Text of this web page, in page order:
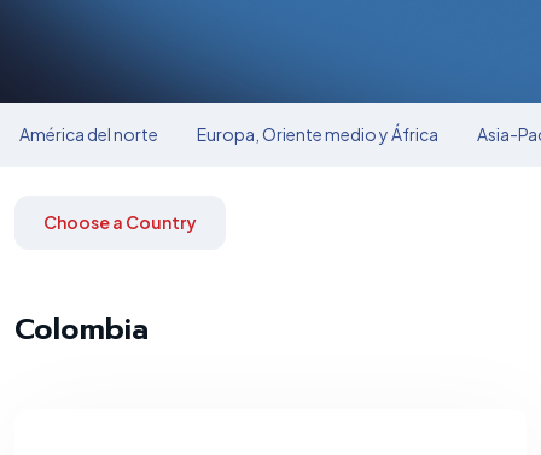
América del norte Europa, Oriente medio y África Asia-
Choose a Country
Colombia